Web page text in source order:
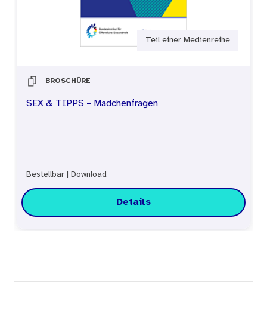
Teil einer Medienreihe
BROSCHÜRE
SEX & TIPPS – Mädchenfragen
Bestellbar Download
Details